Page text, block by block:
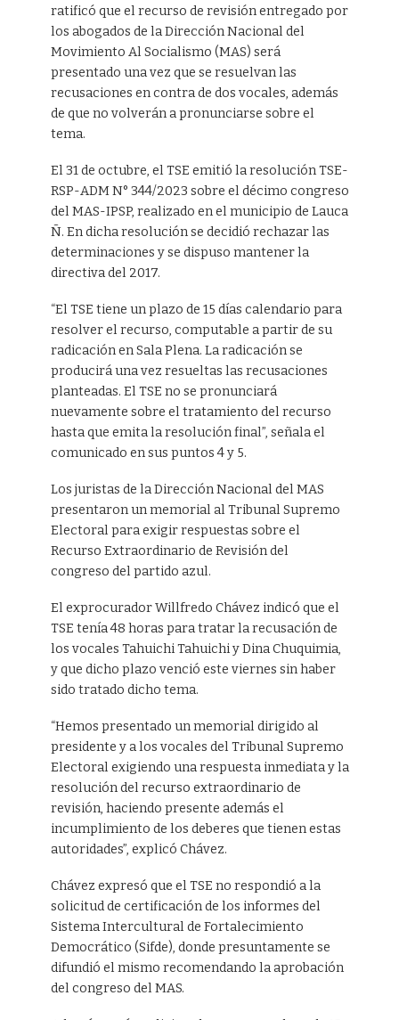
ratificó que el recurso de revisión entregado por
los abogados de la Dirección Nacional del
Movimiento Al Socialismo (MAS) será
presentado una vez que se resuelvan las
recusaciones en contra de dos vocales, además
de que no volverán a pronunciarse sobre el
tema.
El 31 de octubre, el TSE emitió la resolución TSE-
RSP-ADM N° 344/2023 sobre el décimo congreso
del MAS-IPSP, realizado en el municipio de Lauca
Ñ. En dicha resolución se decidió rechazar las
determinaciones y se dispuso mantener la
directiva del 2017.
“El TSE tiene un plazo de 15 días calendario para
resolver el recurso, computable a partir de su
radicación en Sala Plena. La radicación se
producirá una vez resueltas las recusaciones
planteadas. El TSE no se pronunciará
nuevamente sobre el tratamiento del recurso
hasta que emita la resolución final”, señala el
comunicado en sus puntos 4 y 5.
Los juristas de la Dirección Nacional del MAS
presentaron un memorial al Tribunal Supremo
Electoral para exigir respuestas sobre el
Recurso Extraordinario de Revisión del
congreso del partido azul.
El exprocurador Willfredo Chávez indicó que el
TSE tenía 48 horas para tratar la recusación de
los vocales Tahuichi Tahuichi y Dina Chuquimia,
y que dicho plazo venció este viernes sin haber
sido tratado dicho tema.
“Hemos presentado un memorial dirigido al
presidente y a los vocales del Tribunal Supremo
Electoral exigiendo una respuesta inmediata y la
resolución del recurso extraordinario de
revisión, haciendo presente además el
incumplimiento de los deberes que tienen estas
autoridades”, explicó Chávez.
Chávez expresó que el TSE no respondió a la
solicitud de certificación de los informes del
Sistema Intercultural de Fortalecimiento
Democrático (Sifde), donde presuntamente se
difundió el mismo recomendando la aprobación
del congreso del MAS.